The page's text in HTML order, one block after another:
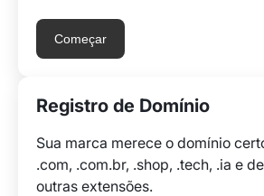
Começar
Registro de Domínio
Sua marca merece o domínio
.com, .com.br, .shop, .tech, .ia e
outras extensões.